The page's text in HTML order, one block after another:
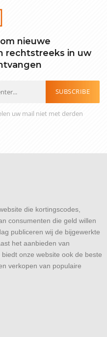
nieuwe
rechtstreeks in uw
SUBSCRIBE
uw mail niet met derden
die kortingscodes,
consumenten die geld willen
publiceren wij de bijgewerkte
het aanbieden van
onze website ook de beste
verkopen van populaire